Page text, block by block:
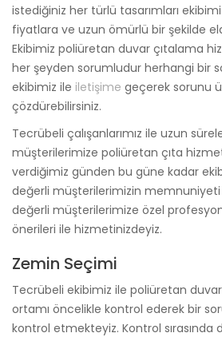
istediğiniz her türlü tasarımları
fiyatlara ve uzun ömürlü bir şekilde
Ekibimiz poliüretan duvar çıtalama
her şeyden sorumludur herhangi bir
ekibimiz ile iletişime geçerek sorunu
çözdürebilirsiniz.
Tecrübeli çalışanlarımız ile uzun
müşterilerimize poliüretan çıta
verdiğimiz günden bu güne kadar
değerli müşterilerimizin memnuniyeti
değerli müşterilerimize özel
önerileri ile hizmetinizdeyiz.
Zemin Seçimi
Tecrübeli ekibimiz ile poliüretan duvar
ortamı öncelikle kontrol ederek bir
kontrol etmekteyiz. Kontrol sırasında